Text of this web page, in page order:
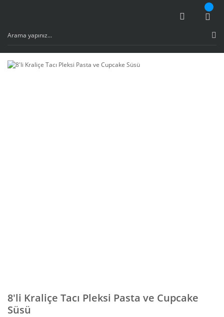
8'li Kraliçe Tacı Pleksi Pasta ve Cupcake
Süsü